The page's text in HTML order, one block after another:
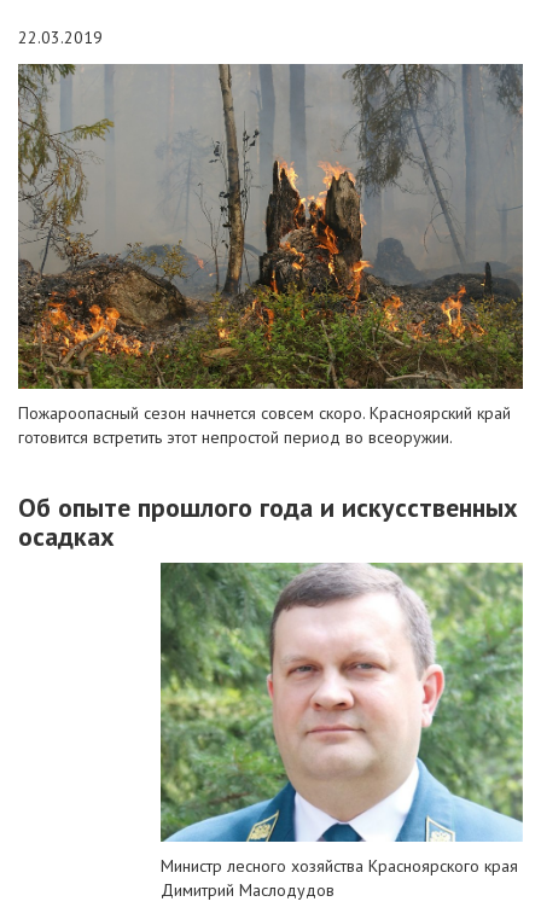
22.03.2019
Пожароопасный сезон начнется совсем скоро. Красноярский край
готовится встретить этот непростой период во всеоружии.
Об опыте прошлого года и искусственных
осадках
Министр лесного хозяйства Красноярского края
Димитрий Маслодудов